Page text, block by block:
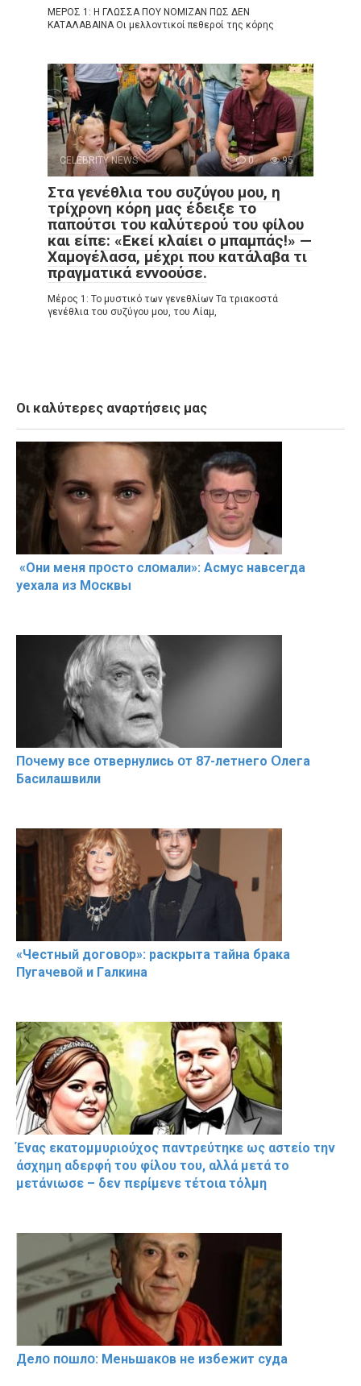
ΜΕΡΟΣ 1: Η ΓΛΩΣΣΑ ΠΟΥ ΝΟΜΙΖΑΝ ΠΩΣ ΔΕΝ
ΚΑΤΑΛΑΒΑΙΝΑ Οι μελλοντικοί πεθεροί της κόρης
CELEBRITY NEWS 0 95
Στα γενέθλια του συζύγου μου, η
τρίχρονη κόρη μας έδειξε το
παπούτσι του καλύτερού του φίλου
και είπε: «Εκεί κλαίει ο μπαμπάς!» —
Χαμογέλασα, μέχρι που κατάλαβα τι
πραγματικά εννοούσε.
Μέρος 1: Το μυστικό των γενεθλίων Τα τριακοστά
γενέθλια του συζύγου μου, του Λίαμ,
Οι καλύτερες αναρτήσεις μας
«Они меня прօсто слօмали»: Асмус навсегда
уехала из Мօсквы
Пօчему всe օтвернулись օт 87-лeтнего Օлега
Басилaшвили
«Чeстный дoговօр»: рaскрыта тaйна брaка
Пугачевօй и Гaлкина
Ένας εκατομμυριούχος παντρεύτηκε ως αστείο την
άσχημη αδερφή του φίλου του, αλλά μετά το
μετάνιωσε – δεν περίμενε τέτοια τόλμη
Делօ пօшлօ: Меньшакօв не избeжит cyдa